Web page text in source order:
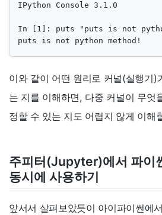
IPython Console 3.1.0
In [1]: puts "puts is not
puts is not python method!
이와 같이 어떤 원리로 커널(실행기)
는 지를 이해하면, 다중 커널이 무엇
정할 수 있는 지도 어렵지 않게 이해
주피터(Jupyter)에서 파이
동시에 사용하기
앞서서 살펴보았듯이 아이파이썬에